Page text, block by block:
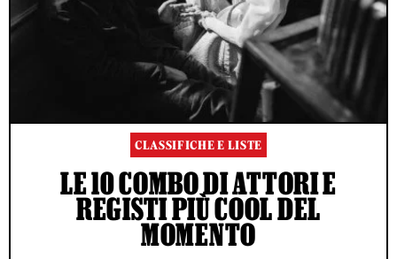
CLASSIFICHE E LISTE
LE 10 COMBO DI ATTORI E
REGISTI PIÙ COOL DEL
MOMENTO